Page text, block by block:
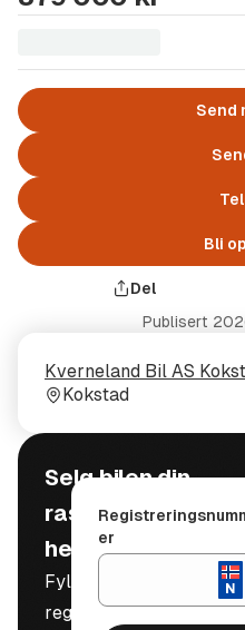
Send
Bli
Del
Publisert
Selger
Kverneland Bil AS
Selgerens
plass
Kokstad
Selg bilen din
raskt, trygt og
helt gratis
Fyll inn
registreringsnummer
er